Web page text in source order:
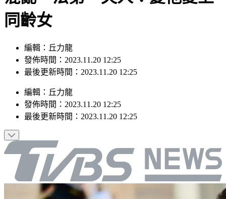
同齡女
編輯：丘力龍
發佈時間：2023.11.20 12:25
最後更新時間：2023.11.20 12:25
編輯 ： 丘力龍
發佈時間： 2023.11.20 12:25
最後更新時間： 2023.11.20 12:25